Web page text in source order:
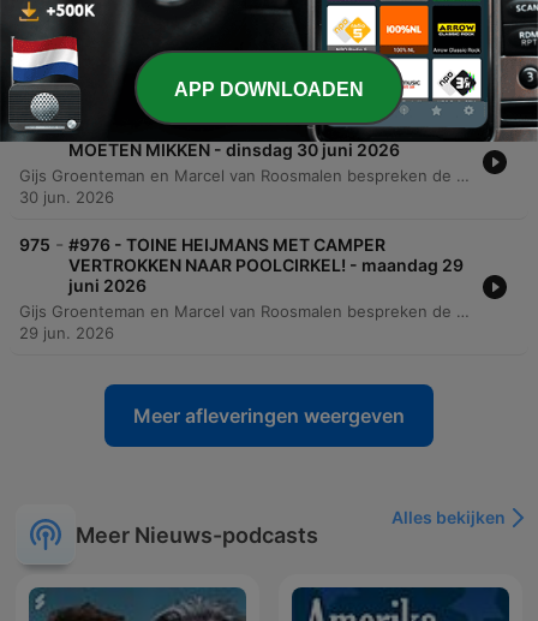
977 - #978 - TOXISCHE WERKSFEER IN ZEIST JAAGT
RONALD KOEMAN WEG - woensdag 1 juli 2026
Gijs Groenteman en Marcel van Roosmalen bespreken de impact van schermtijd op jonge kinderen en de voordelen van grote schermen, gevolgd door een aanbieding voor MadSleeps matrassen. Daarnaast wordt er gekeken naar de protesten in de Arnhemse wijk Geitenkamp tegen een 24-uurs sportschool. De sprekers behandelen diverse nieuwsitems, van de Olympische Spelen in Heerenveen en de zakelijke strategieën van Donald Trump tot de stijgende kosten voor pakketjes uit China. Tot slot wordt de kritische sfeer binnen de KNVB en de impact van speculaties over de bondscoach besproken.
01 jul. 2026
976 - #977 - JUSTIN KLUIVERT HAD PENALTY BETER
MOETEN MIKKEN - dinsdag 30 juni 2026
Gijs Groenteman en Marcel van Roosmalen bespreken de teleurstellende prestaties van het Nederlands voetbalelftal tijdens het WK, met specifieke aandacht voor gemiste penalty's. Daarnaast behandelen ze diverse nieuwsitems, waaronder de spanning op het Arnhemse stroomnet, een fraudezaak bij Netflix en de kritiek van Tom de Graaf op het politieke systeem. Verder gaan de sprekers in op de problematiek van anonieme bronnen in de journalistiek en de impact daarvan op reputaties. Ook worden diverse nieuwtjes gedeeld, zoals een fietsongeluk van Thijs van den Brink.
30 jun. 2026
975 - #976 - TOINE HEIJMANS MET CAMPER
VERTROKKEN NAAR POOLCIRKEL! - maandag 29
juni 2026
Gijs Groenteman en Marcel van Roosmalen bespreken de extreme hitte in Oostenrijk en de impact daarvan op het dagelijks leven. Daarnaast gaat het gesprek over de staat van de grasmat in het GelreDome van Vitesse en de moeizame relatie tussen de club en de KNVB. De podcast behandelt verder diverse onderwerpen, variërend van de impact van Dentalfit op bekende voetballers en technologische vooruitgang in de Oekraïense oorlog tot de nieuwe journalistieke serie van Twan Heijmans. Tot slot wordt er stilgestaan bij de Spaanse vernieuwing bij Ajax en de verwachtingen voor de wedstrijd tussen Nederland en Marokko.
29 jun. 2026
Meer afleveringen weergeven
Meer Nieuws-podcasts
Alles bekijken
APP DOWNLOADEN